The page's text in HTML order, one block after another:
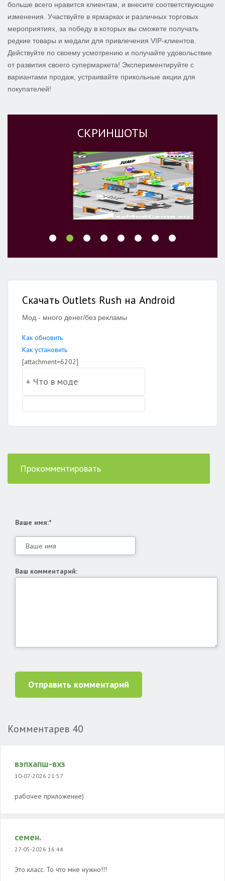
больше всего нравится клиентам, и внесите соответствующие
изменения. Участвуйте в ярмарках и различных торговых
мероприятиях, за победу в которых вы сможете получать
редкие товары и медали для привлечения VIP-клиентов.
Действуйте по своему усмотрению и получайте удовольствие
от развития своего супермаркета! Экспериментируйте с
вариантами продаж, устраивайте прикольные акции для
покупателей!
СКРИНШОТЫ
Скачать Outlets Rush на Android
Мод - много денег/без рекламы
Как обновить
Как установить
[attachment=6202]
Прокомментировать
Ваше имя:*
Ваш комментарий:
Отправить комментарий
Комментарев 40
вэпхапш-вхз
10-07-2026 21:57
рабочее приложение)
семен.
27-05-2026 16:44
Это класс. То что мне нужно!!!